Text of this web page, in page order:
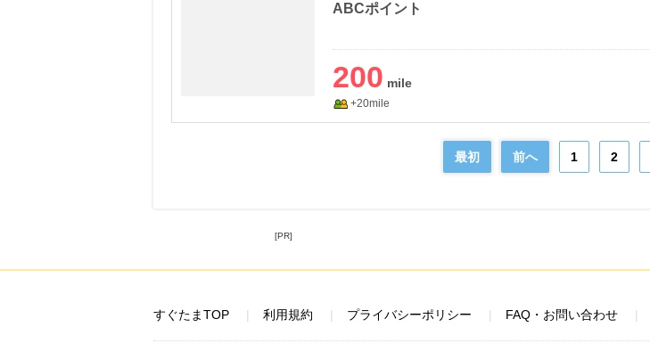
ABCポイント
200
+20mile
最初 前へ 1 2
[PR]
すぐたまTOP 利用規約 プライバシーポリシー FAQ・お問い合わせ